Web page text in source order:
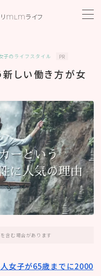
MLMライフ
子のライフスタイル PR
しい働き方が女
含む場合があります
女子が65歳までに2000